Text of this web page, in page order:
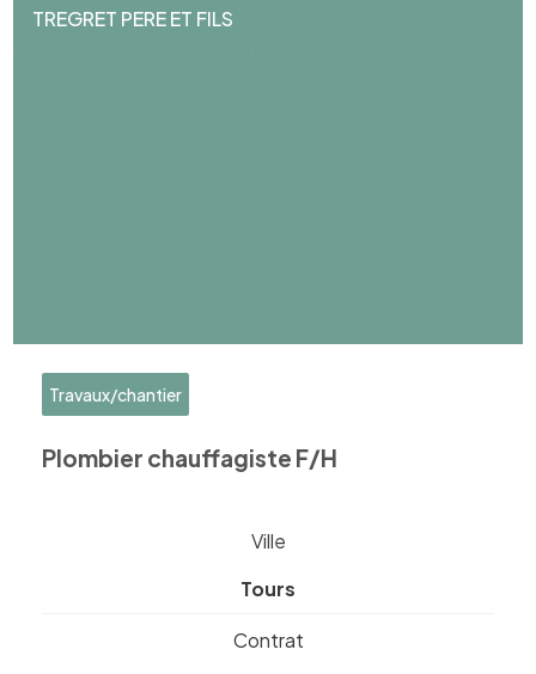
TREGRET PERE ET FILS
Travaux/chantier
Plombier chauffagiste F/H
Ville
Tours
Contrat